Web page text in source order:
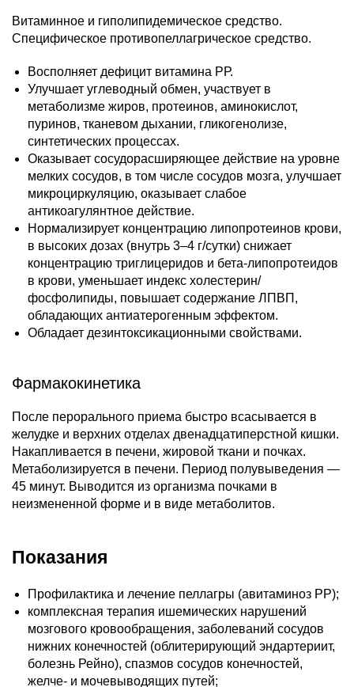
Витаминное и гиполипидемическое средство.
Специфическое противопеллагрическое средство.
Восполняет дефицит витамина РР.
Улучшает углеводный обмен, участвует в
метаболизме жиров, протеинов, аминокислот,
пуринов, тканевом дыхании, гликогенолизе,
синтетических процессах.
Оказывает сосудорасширяющее действие на уровне
мелких сосудов, в том числе сосудов мозга, улучшает
микроциркуляцию, оказывает слабое
антикоагулянтное действие.
Нормализирует концентрацию липопротеинов крови,
в высоких дозах (внутрь 3–4 г/сутки) снижает
концентрацию триглицеридов и бета-липопротеидов
в крови, уменьшает индекс холестерин/
фосфолипиды, повышает содержание ЛПВП,
обладающих антиатерогенным эффектом.
Обладает дезинтоксикационными свойствами.
Фармакокинетика
После перорального приема быстро всасывается в
желудке и верхних отделах двенадцатиперстной кишки.
Накапливается в печени, жировой ткани и почках.
Метаболизируется в печени. Период полувыведения —
45 минут. Выводится из организма почками в
неизмененной форме и в виде метаболитов.
Показания
Профилактика и лечение пеллагры (авитаминоз PP);
комплексная терапия ишемических нарушений
мозгового кровообращения, заболеваний сосудов
нижних конечностей (облитерирующий эндартериит,
болезнь Рейно), спазмов сосудов конечностей,
желче- и мочевыводящих путей;